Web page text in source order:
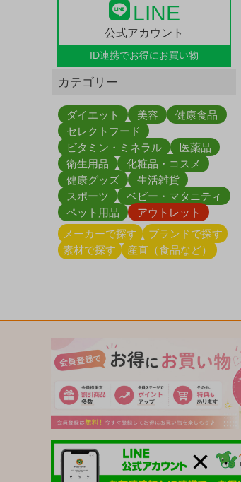
LINE
公式アカウント
ID連携でお得にお買い物
カテゴリー
ダイエット 美容
健康食品
セレクトフード
ビタミン・ミネラル
医薬品
衛生用品
化粧品・コスメ
健康グッズ
生活雑貨
スポーツ
ベビー・マタニティ
ペット用品
アウトレット
メーカーで探す
ブランドで探す
素材で探す
産直（食品など）